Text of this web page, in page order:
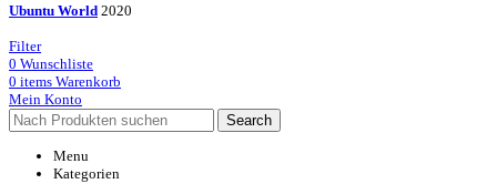
Ubuntu World 2020
Filter
0 Wunschliste
0 items Warenkorb
Mein Konto
Search
Menu
Kategorien